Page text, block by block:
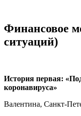
Финансовое
ситуаций)
История первая:
коронавируса»
Валентина, Санкт-